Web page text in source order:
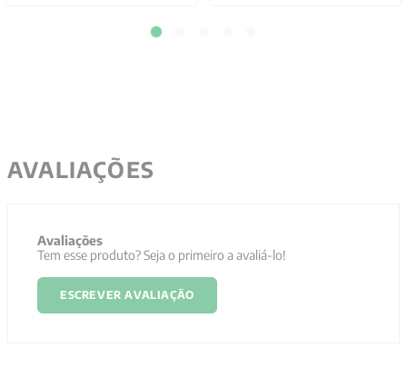
AVALIAÇÕES
Avaliações
Tem esse produto? Seja o primeiro a avaliá-lo!
ESCREVER AVALIAÇÃO